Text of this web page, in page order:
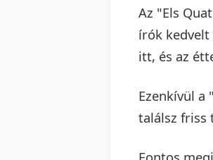
Az "Els
írók kedvelt
itt, és az
Ezenkívül
találsz friss